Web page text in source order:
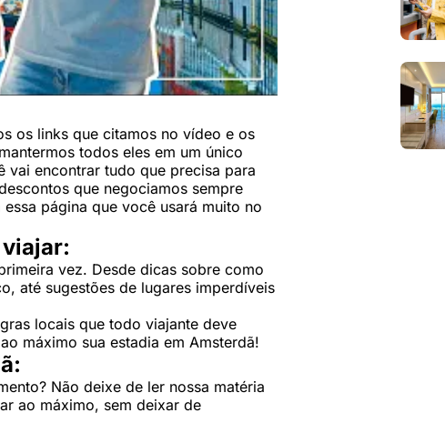
os links que citamos no vídeo e os
todos eles em um único
vai encontrar tudo que precisa para
que negociamos sempre
página que você usará muito no
vez. Desde dicas sobre como
até sugestões de lugares imperdíveis
locais que todo viajante deve
máximo sua estadia em Amsterdã!
Não deixe de ler nossa matéria
ao máximo, sem deixar de